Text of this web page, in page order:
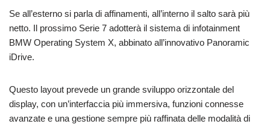
Se all’esterno si parla di affinamenti, all’interno il salto sarà più
netto. Il prossimo Serie 7 adotterà il sistema di infotainment
BMW Operating System X, abbinato all’innovativo Panoramic
iDrive.
Questo layout prevede un grande sviluppo orizzontale del
display, con un’interfaccia più immersiva, funzioni connesse
avanzate e una gestione sempre più raffinata delle modalità di